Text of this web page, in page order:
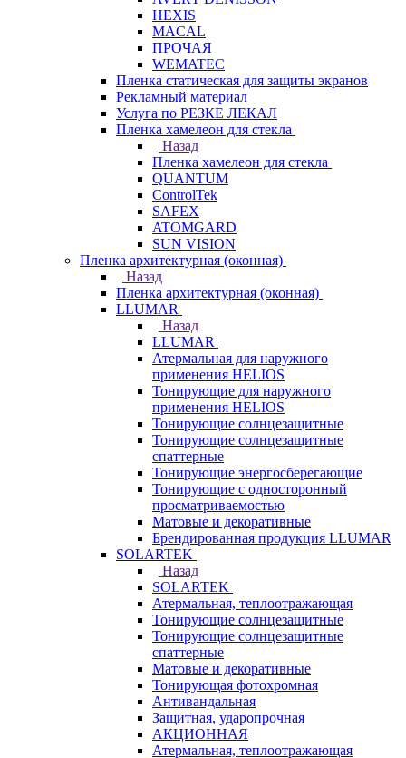
HEXIS
MACAL
ПРОЧАЯ
WEMATEC
Пленка статическая для защиты экранов
Рекламный материал
Услуга по РЕЗКЕ ЛЕКАЛ
Пленка хамелеон для стекла
Назад
Пленка хамелеон для стекла
QUANTUM
ControlTek
SAFEX
ATOMGARD
SUN VISION
Пленка архитектурная (оконная)
Назад
Пленка архитектурная (оконная)
LLUMAR
Назад
LLUMAR
Атермальная для наружного
применения HELIOS
Тонирующие для наружного
применения HELIOS
Тонирующие солнцезащитные
Тонирующие солнцезащитные
спаттерные
Тонирующие энергосберегающие
Тонирующие с односторонный
просматриваемостью
Матовые и декоративные
Брендированная продукция LLUMAR
SOLARTEK
Назад
SOLARTEK
Атермальная, теплоотражающая
Тонирующие солнцезащитные
Тонирующие солнцезащитные
спаттерные
Матовые и декоративные
Тонирующая фотохромная
Антивандальная
Защитная, ударопрочная
АКЦИОННАЯ
Атермальная, теплоотражающая